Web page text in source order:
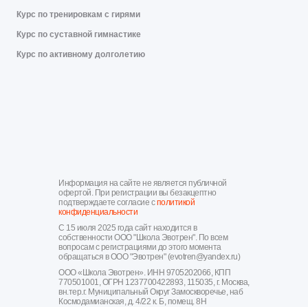
Курс по тренировкам с гирями
Курс по суставной гимнастике
Курс по активному долголетию
Информация на сайте не является публичной
офертой. При регистрации вы безакцептно
подтверждаете согласие сполитикой
конфиденциальности
ООО «Школа Эвотрен». ИНН 9705202066, КПП
770501001, ОГРН 1237700422893, 115035, г. Москва,
вн.тер.г. Муниципальный Округ Замоскворечье, наб
Космодамианская, д. 4/22 к. Б, помещ. 8Н
С 15 июля 2025 года сайт находится в
собственности ООО "Школа Эвотрен". По всем
вопросам с регистрациями до этого момента
обращаться в ООО "Эвотрен" (evotren@yandex.ru)